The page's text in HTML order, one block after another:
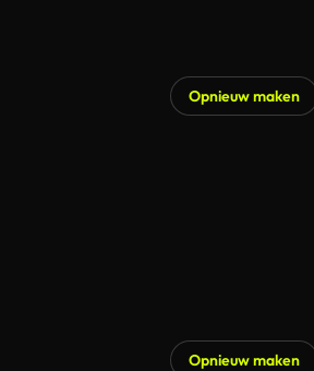
Opnieuw maken
Opnieuw maken